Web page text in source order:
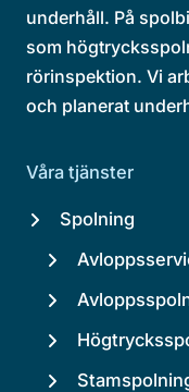
underhåll. På
som
rörinspektion. Vi
och planerat
Våra tjänster
Spolning